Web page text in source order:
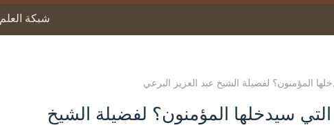
شبكة العلم
المؤمنون؟ لفضيلة الشيخ عبد العزيز البرعي
سيدخلها المؤمنون؟ لفضيلة الشيخ